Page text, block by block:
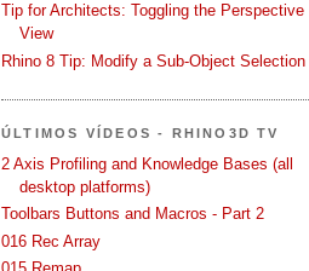
Tip for Architects: Toggling the Perspective
View
Rhino 8 Tip: Modify a Sub-Object Selection
ÚLTIMOS VÍDEOS - RHINO3D TV
2 Axis Profiling and Knowledge Bases (all
desktop platforms)
Toolbars Buttons and Macros - Part 2
016 Rec Array